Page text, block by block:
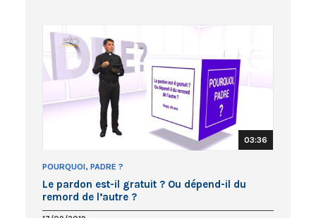
03:36
POURQUOI, PADRE ?
Le pardon est-il gratuit ? Ou dépend-il du
remord de l’autre ?